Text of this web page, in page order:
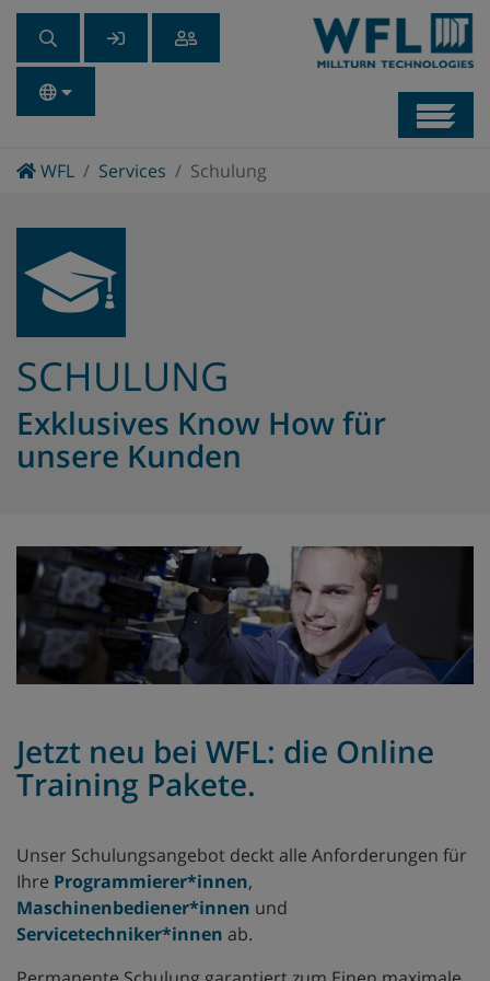
WFLHomeServices Schulung
SCHULUNG
Exklusives Know How für
unsere Kunden
Jetzt neu bei WFL: die Online
Training Pakete.
Unser Schulungsangebot deckt alle Anforderungen für
Ihre Programmierer*innen,
Maschinenbediener*innen und
Servicetechniker*innen ab.